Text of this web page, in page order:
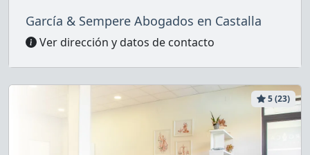
García & Sempere Abogados en Castalla
Ver dirección y datos de contacto
5 (23)